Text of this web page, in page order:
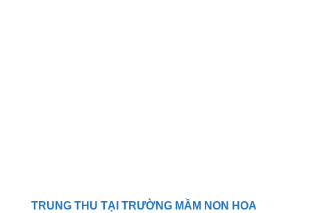
TRUNG THU TẠI TRƯỜNG MẦM NON HOA